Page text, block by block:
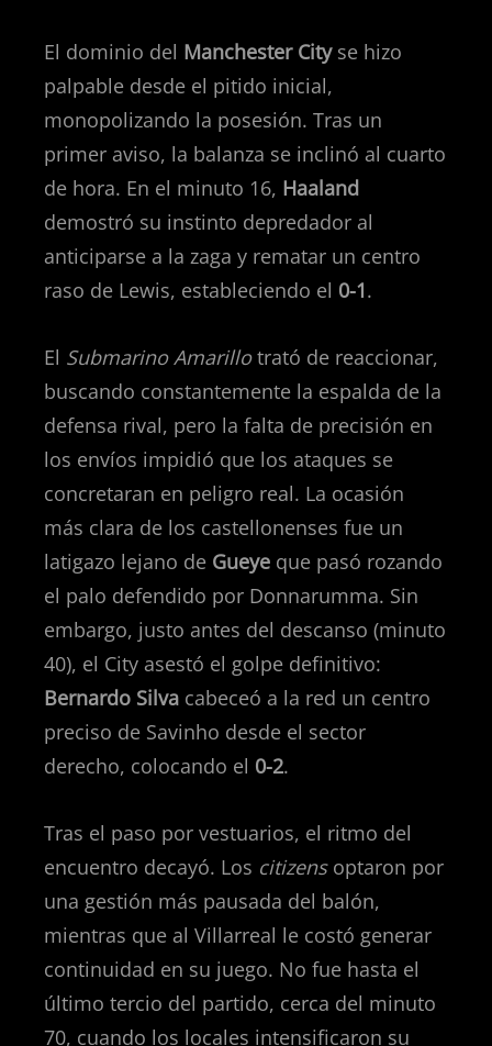
El dominio del Manchester Cityse hizo
palpable desde el pitido inicial,
monopolizando la posesión. Tras un
primer aviso, la balanza se inclinó al cuarto
de hora. En el minuto 16, Haaland
demostró su instinto depredador al
anticiparse a la zaga y rematar un centro
raso de Lewis, estableciendo el 0-1.
El Submarino Amarillotrató de reaccionar,
buscando constantemente la espalda de la
defensa rival, pero la falta de precisión en
los envíos impidió que los ataques se
concretaran en peligro real. La ocasión
más clara de los castellonenses fue un
latigazo lejano de Gueye que pasó rozando
el palo defendido por Donnarumma. Sin
embargo, justo antes del descanso (minuto
40), el City asestó el golpe definitivo:
Bernardo Silva cabeceó a la red un centro
preciso de Savinho desde el sector
derecho, colocando el 0-2.
Tras el paso por vestuarios, el ritmo del
encuentro decayó. Los citizensoptaron por
una gestión más pausada del balón,
mientras que al Villarreal le costó generar
continuidad en su juego. No fue hasta el
último tercio del partido, cerca del minuto
70, cuando los locales intensificaron su